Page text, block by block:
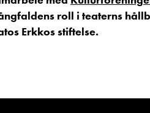
roll i teaterns
Erkkos stiftelse.